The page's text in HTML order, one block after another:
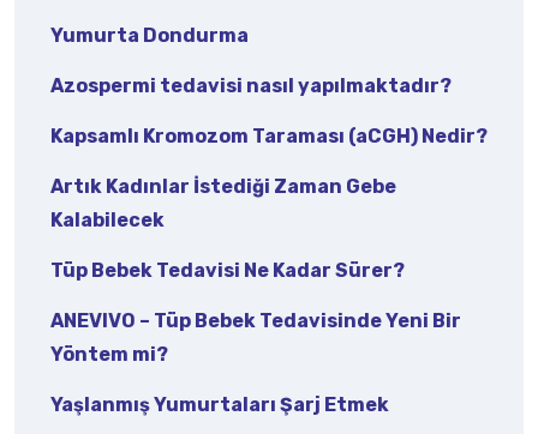
Yumurta Dondurma
Azospermi tedavisi nasıl yapılmaktadır?
Kapsamlı Kromozom Taraması (aCGH) Nedir?
Artık Kadınlar İstediği Zaman Gebe
Kalabilecek
Tüp Bebek Tedavisi Ne Kadar Sürer?
ANEVIVO – Tüp Bebek Tedavisinde Yeni Bir
Yöntem mi?
Yaşlanmış Yumurtaları Şarj Etmek